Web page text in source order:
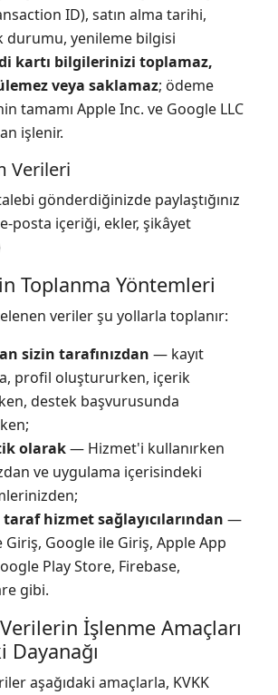
ID), satın alma tarihi,
durumu, yenileme bilgisi
kartı bilgilerinizi toplamaz,
veya saklamaz; ödeme
tamamı Apple Inc. ve Google LLC
işlenir.
Verileri
gönderdiğinizde paylaştığınız
posta içeriği, ekler, şikâyet
Toplanma Yöntemleri
veriler şu yollarla toplanır:
sizin tarafınızdan — kayıt
profil oluştururken, içerik
destek başvurusunda
olarak— Hizmet'i kullanırken
ve uygulama içerisindeki
hizmet sağlayıcılarından —
Giriş, Google ile Giriş, Apple App
Play Store, Firebase,
gibi.
İşlenme Amaçları
Dayanağı
aşağıdaki amaçlarla, KVKK